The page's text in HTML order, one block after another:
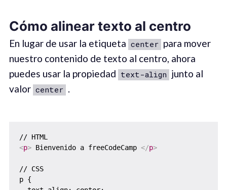
Cómo alinear texto al centro
En lugar de usar la etiqueta center para mover
nuestro contenido de texto al centro, ahora
puedes usar la propiedad text-align junto al
valor center .
<p> Bienvenido a freeCodeCamp </p>
// CSS
p {